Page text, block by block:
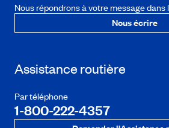
Nous répondrons à votre message dans
Nous écrire
Assistance routière
Par téléphone
1-800-222-4357